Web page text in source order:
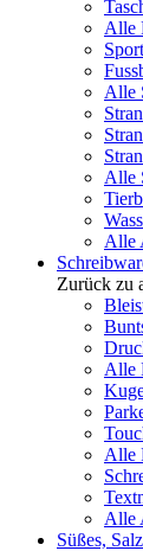
Alle
Alle
Alle
Alle
Zurück zu
Alle
Alle
Alle
Süßes,